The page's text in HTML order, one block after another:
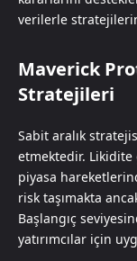
verilerle
Maverick
Stratejileri
Sabit aralık
etmektedir. Likidite
piyasa
risk taşımakta
Başlangıç
yatırımcılar için